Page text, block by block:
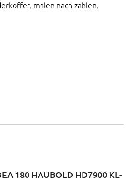
, malen nach zahlen,
180 HAUBOLD HD7900 KL-